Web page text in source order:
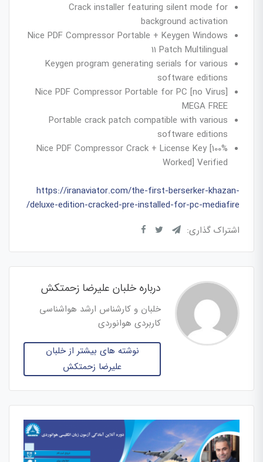
Crack installer featuring silent mode for
background activation
Nice PDF Compressor Portable + Keygen Windows
11 Patch Multilingual
Keygen program generating serials for various
software editions
Nice PDF Compressor Portable for PC [no Virus]
MEGA FREE
Portable crack patch compatible with various
software editions
Nice PDF Compressor Crack + License Key [100%
Worked] Verified
https://iranaviator.com/the-first-berserker-khazan-
deluxe-edition-cracked-pre-installed-for-pc-mediafire/
اشتراک گذاری:
درباره خلبان علیرضا زحمتکش
خلبان و کارشناس ارشد هواشناسی
کاربردی هوانوردی
نوشته های بیشتر از خلبان
علیرضا زحمتکش